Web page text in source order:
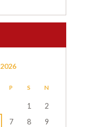
2026
P S N
1
2
7 8
9